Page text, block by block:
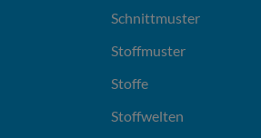
Schnittmuster
Stoffmuster
Stoffe
Stoffwelten